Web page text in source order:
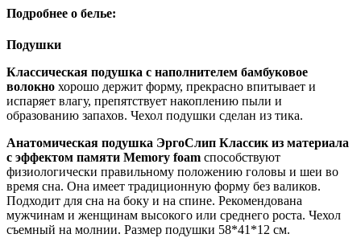
Подробнее о белье:
Подушки
Классическая подушка с наполнителем бамбуковое
волокно хорошо держит форму, прекрасно впитывает и
испаряет влагу, препятствует накоплению пыли и
образованию запахов. Чехол подушки сделан из тика.
Анатомическая подушка ЭргоСлип Классик из материала
с эффектом памяти Memory foam способствуют
физиологически правильному положению головы и шеи во
время сна. Она имеет традиционную форму без валиков.
Подходит для сна на боку и на спине. Рекомендована
мужчинам и женщинам высокого или среднего роста. Чехол
съемный на молнии. Размер подушки 58*41*12 см.